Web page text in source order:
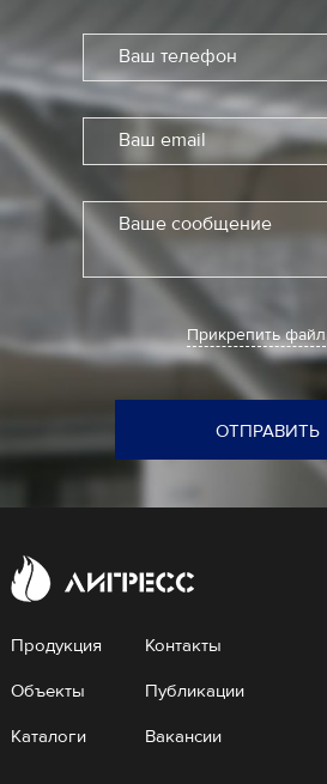
Ваш телефон
Ваш email
Ваше сообщение
Прикрепить файл
ОТПРАВИТЬ
Продукция
Объекты
Каталоги
Контакты
Публикации
Вакансии